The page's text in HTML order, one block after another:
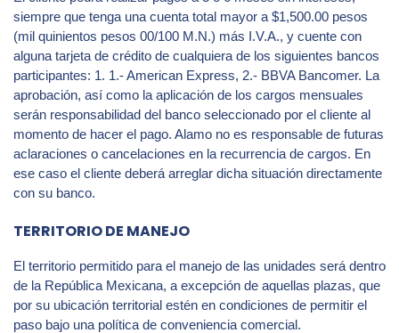
siempre que tenga una cuenta total mayor a $1,500.00 pesos
(mil quinientos pesos 00/100 M.N.) más I.V.A., y cuente con
alguna tarjeta de crédito de cualquiera de los siguientes bancos
participantes: 1. 1.- American Express, 2.- BBVA Bancomer. La
aprobación, así como la aplicación de los cargos mensuales
serán responsabilidad del banco seleccionado por el cliente al
momento de hacer el pago. Alamo no es responsable de futuras
aclaraciones o cancelaciones en la recurrencia de cargos. En
ese caso el cliente deberá arreglar dicha situación directamente
con su banco.
TERRITORIO DE MANEJO
El territorio permitido para el manejo de las unidades será dentro
de la República Mexicana, a excepción de aquellas plazas, que
por su ubicación territorial estén en condiciones de permitir el
paso bajo una política de conveniencia comercial.